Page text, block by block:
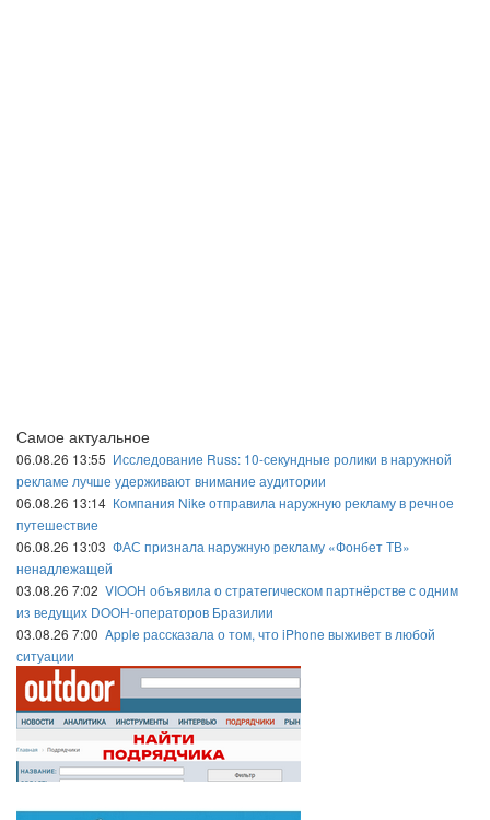
Самое актуальное
06.08.26 13:55 Исследование Russ: 10-секундные ролики в наружной
рекламе лучше удерживают внимание аудитории
06.08.26 13:14 Компания Nike отправила наружную рекламу в речное
путешествие
06.08.26 13:03 ФАС признала наружную рекламу «Фонбет ТВ»
ненадлежащей
03.08.26 7:02 VIOOH объявила о стратегическом партнёрстве с одним
из ведущих DOOH-операторов Бразилии
03.08.26 7:00 Apple рассказала о том, что iPhone выживет в любой
ситуации